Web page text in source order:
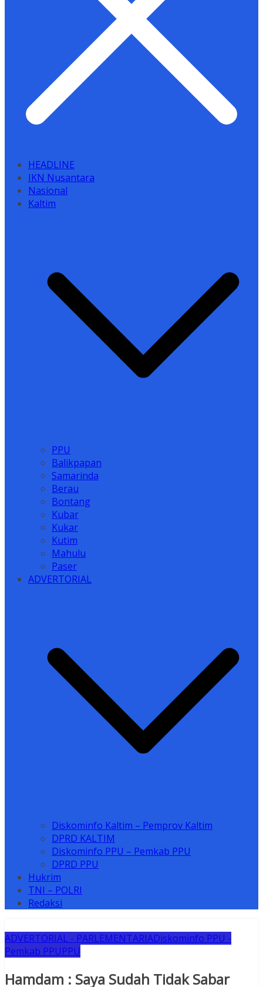
HEADLINE
IKN Nusantara
Nasional
Kaltim
PPU
Balikpapan
Samarinda
Berau
Bontang
Kubar
Kukar
Kutim
Mahulu
Paser
ADVERTORIAL
Diskominfo Kaltim – Pemprov Kaltim
DPRD KALTIM
Diskominfo PPU – Pemkab PPU
DPRD PPU
Hukrim
TNI – POLRI
Redaksi
ADVERTORIAL - PARLEMENTARIADiskominfo PPU -
Pemkab PPUPPU
Hamdam : Saya Sudah Tidak Sabar